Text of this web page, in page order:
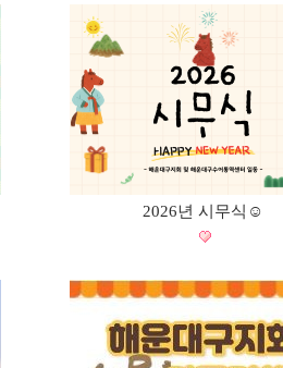
2026년 시무식☺